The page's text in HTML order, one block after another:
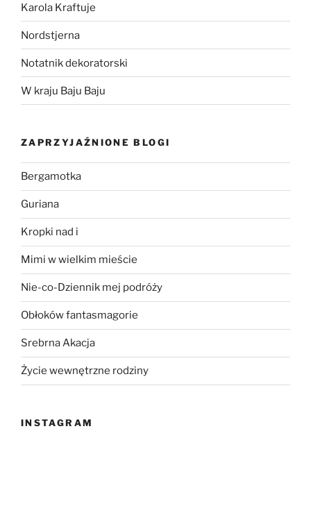
Karola Kraftuje
Nordstjerna
Notatnik dekoratorski
W kraju Baju Baju
ZAPRZYJAŹNIONE BLOGI
Bergamotka
Guriana
Kropki nad i
Mimi w wielkim mieście
Nie-co-Dziennik mej podróży
Obłoków fantasmagorie
Srebrna Akacja
Życie wewnętrzne rodziny
INSTAGRAM